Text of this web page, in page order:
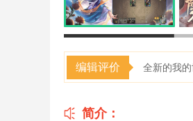
编辑评价 全新的我的
简介：